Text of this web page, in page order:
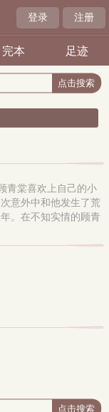
登录 注册
完本 足迹
青棠喜欢上自己的小
意外中和他发生了荒
。在不知实情的顾青
，而回来后对她的动